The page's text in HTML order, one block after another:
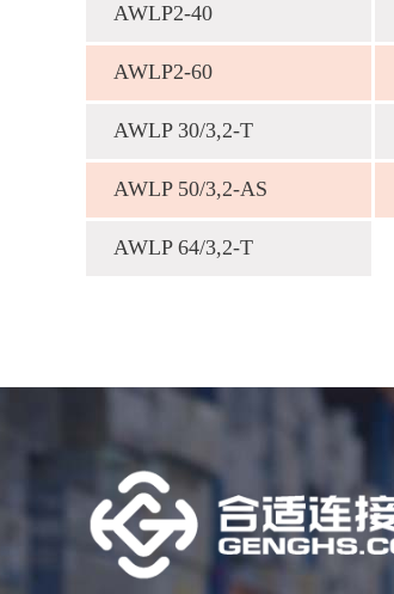
AWLP2-40
AWLP2-60
AWLP 30/3,2-Т
AWLP 50/3,2-AS
AWLP 64/3,2-Т